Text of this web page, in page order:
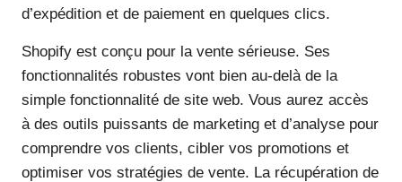
d’expédition et de paiement en quelques clics.
Shopify est conçu pour la vente sérieuse. Ses
fonctionnalités robustes vont bien au-delà de la
simple fonctionnalité de site web. Vous aurez accès
à des outils puissants de marketing et d’analyse pour
comprendre vos clients, cibler vos promotions et
optimiser vos stratégies de vente. La récupération de